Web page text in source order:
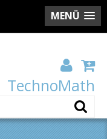
MENÜ
TechnoMath